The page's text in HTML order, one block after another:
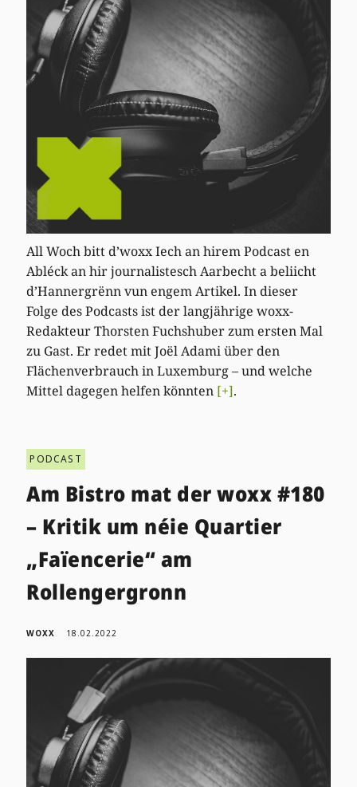
All Woch bitt d’woxx Iech an hirem Podcast en
Abléck an hir journalistesch Aarbecht a beliicht
d’Hannergrënn vun engem Artikel. In dieser
Folge des Podcasts ist der langjährige woxx-
Redakteur Thorsten Fuchshuber zum ersten Mal
zu Gast. Er redet mit Joël Adami über den
Flächenverbrauch in Luxemburg – und welche
Mittel dagegen helfen könnten [+].
PODCAST
Am Bistro mat der woxx #180
– Kritik um néie Quartier
„Faïencerie“ am
Rollengergronn
WOXX 18.02.2022